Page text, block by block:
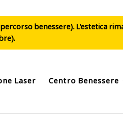
benessere). L'estetica
Laser Centro Benessere